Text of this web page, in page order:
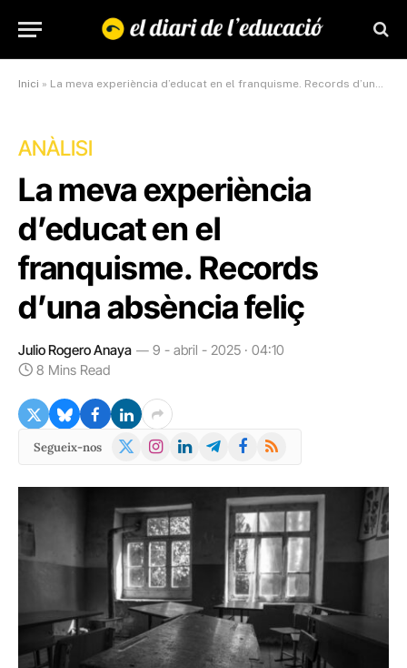
Inici » La meva experiència d’educat en el franquisme. Records d’una absència feliç
ANÀLISI
La meva experiència
d’educat en el
franquisme. Records
d’una absència feliç
Julio Rogero Anaya
9 - abril - 2025 · 04:10
8 Mins Read
Segueix-nos
X
Instagram
LinkedInTelegramFacebook
RSS